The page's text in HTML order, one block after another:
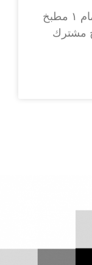
فله الروضه دبليكس ٥ غرف ٣حمام ١ مطبخ
مشترك